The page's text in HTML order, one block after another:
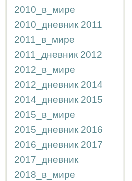
2010_в_мире
2010_дневник 2011
2011_в_мире
2011_дневник 2012
2012_в_мире
2012_дневник 2014
2014_дневник 2015
2015_в_мире
2015_дневник 2016
2016_дневник 2017
2017_дневник
2018_в_мире